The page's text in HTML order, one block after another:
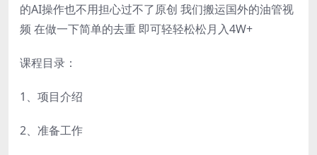
的AI操作也不用担心过不了原创 我们搬运国外的油管视
频 在做一下简单的去重 即可轻轻松松月入4W+
课程目录：
1、项目介绍
2、准备工作